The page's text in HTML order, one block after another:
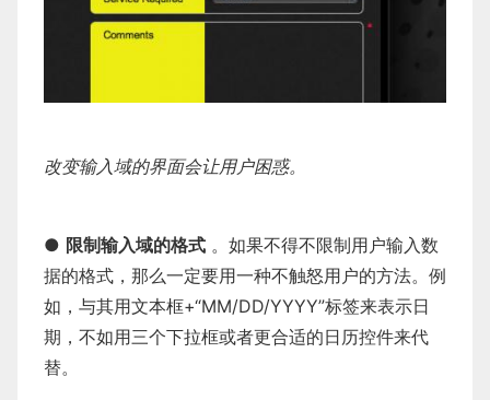
改变输入域的界面会让用户困惑。
● 限制输入域的格式 。如果不得不限制用户输入数
据的格式，那么一定要用一种不触怒用户的方法。例
如，与其用文本框+“MM/DD/YYYY”标签来表示日
期，不如用三个下拉框或者更合适的日历控件来代
替。